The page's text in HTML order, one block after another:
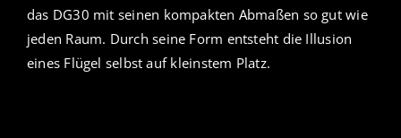
das DG30 mit seinen kompakten Abmaßen so gut wie
jeden Raum. Durch seine Form entsteht die Illusion
eines Flügel selbst auf kleinstem Platz.